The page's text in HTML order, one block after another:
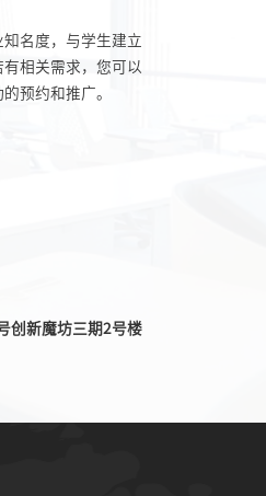
名度，与学生建立
相关需求，您可以
预约和推广。
创新魔坊三期2号楼